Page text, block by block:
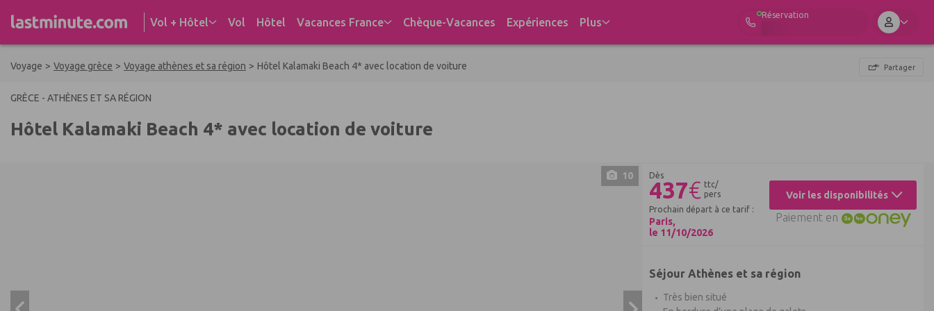
Vol + Hôtel Vol Hôtel Vacances France Chèque-Vacances Expériences Plus
Réservation
Voyage > Voyage grèce > Voyage athènes et sa région > Hôtel Kalamaki Beach 4* avec location de voiture
GRÈCE - ATHÈNES ET SA RÉGION
Hôtel Kalamaki Beach 4* avec location de voiture
Partager
10 Dès
437€ ttc/
pers
Prochain départ à ce tarif :
Paris,
le 11/10/2026
Voir les disponibilités
Paiement en
Séjour Athènes et sa région
Très bien situé